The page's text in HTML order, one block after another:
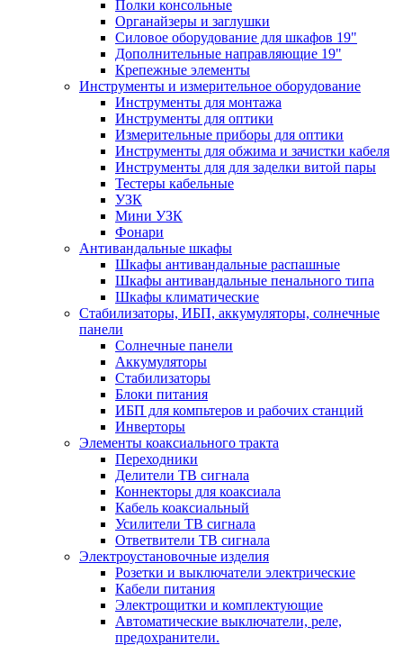
Полки консольные
Органайзеры и заглушки
Силовое оборудование для шкафов 19"
Дополнительные направляющие 19"
Крепежные элементы
Инструменты и измерительное оборудование
Инструменты для монтажа
Инструменты для оптики
Измерительные приборы для оптики
Инструменты для обжима и зачистки кабеля
Инструменты для для заделки витой пары
Тестеры кабельные
УЗК
Мини УЗК
Фонари
Антивандальные шкафы
Шкафы антивандальные распашные
Шкафы антивандальные пенального типа
Шкафы климатические
Стабилизаторы, ИБП, аккумуляторы, солнечные
панели
Солнечные панели
Аккумуляторы
Стабилизаторы
Блоки питания
ИБП для компьтеров и рабочих станций
Инверторы
Элементы коаксиального тракта
Переходники
Делители ТВ сигнала
Коннекторы для коаксиала
Кабель коаксиальный
Усилители ТВ сигнала
Ответвители ТВ сигнала
Электроустановочные изделия
Розетки и выключатели электрические
Кабели питания
Электрощитки и комплектующие
Автоматические выключатели, реле,
предохранители.